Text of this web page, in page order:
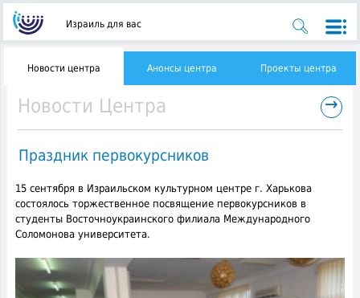
Израиль для вас
Новости центра Анонсы центра Проекты центра
Новости Центра →
Праздник первокурсников
15 сентября в Израильском культурном центре г. Харькова
состоялось торжественное посвящение первокурсников в
студенты Восточноукраинского филиала Международного
Соломонова университета.